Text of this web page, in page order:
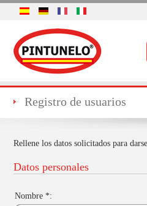
Registro de usuarios
Rellene los datos solicitados para
Datos personales
Nombre *: